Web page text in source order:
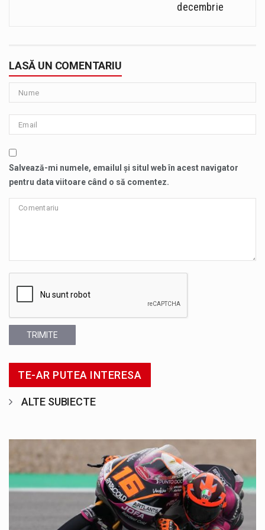
decembrie
LASĂ UN COMENTARIU
Salvează-mi numele, emailul și situl web în acest navigator
pentru data viitoare când o să comentez.
TRIMITE
TE-AR PUTEA INTERESA
ALTE SUBIECTE